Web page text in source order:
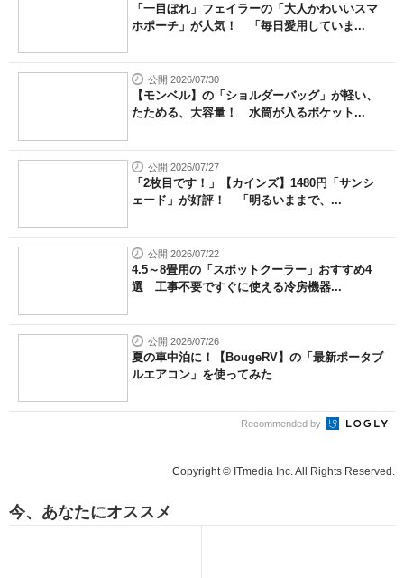
「一目ぼれ」フェイラーの「大人かわいいスマ
ホポーチ」が人気！ 「毎日愛用していま...
公開 2026/07/30
【モンベル】の「ショルダーバッグ」が軽い、
たためる、大容量！ 水筒が入るポケット...
公開 2026/07/27
「2枚目です！」【カインズ】1480円「サンシ
ェード」が好評！ 「明るいままで、...
公開 2026/07/22
4.5～8畳用の「スポットクーラー」おすすめ4
選 工事不要ですぐに使える冷房機器...
公開 2026/07/26
夏の車中泊に！【BougeRV】の「最新ポータブ
ルエアコン」を使ってみた
Recommended by
Copyright © ITmedia Inc. All Rights Reserved.
今、あなたにオススメ